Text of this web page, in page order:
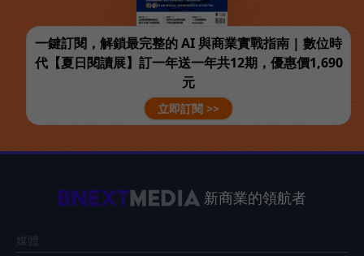
一鍵訂閱，解鎖最完整的 AI 與商業實戰指南 | 數位時
代【夏日閱讀展】訂一年送一年共12期，優惠價1,690
元
立即訂閱 >>
新商業的領航者
媒體